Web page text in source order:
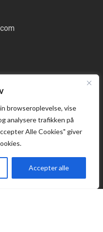
browseroplevelse, vise
analysere trafikken på
Alle Cookies" giver
Accepter alle